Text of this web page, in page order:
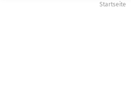
Startseite